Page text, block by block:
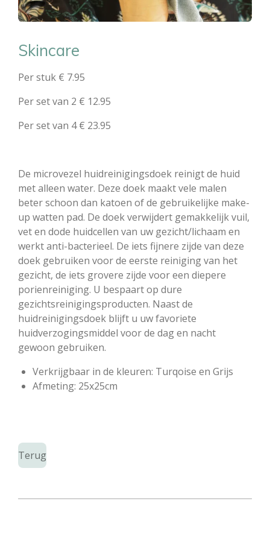
Skincare
Per stuk € 7.95
Per set van 2 € 12.95
Per set van 4€ 23.95
De microvezel huidreinigingsdoek reinigt de huid
met alleen water. Deze doek maakt vele malen
beter schoon dan katoen of de gebruikelijke make-
up watten pad. De doek verwijdert gemakkelijk vuil,
vet en dode huidcellen van uw gezicht/lichaam en
werkt anti-bacterieel. De iets fijnere zijde van deze
doek gebruiken voor de eerste reiniging van het
gezicht, de iets grovere zijde voor een diepere
porienreiniging. U bespaart op dure
gezichtsreinigingsproducten. Naast de
huidreinigingsdoek blijft u uw favoriete
huidverzogingsmiddel voor de dag en nacht
gewoon gebruiken.
Verkrijgbaar in de kleuren: Turqoise en Grijs
Afmeting: 25x25cm
Terug